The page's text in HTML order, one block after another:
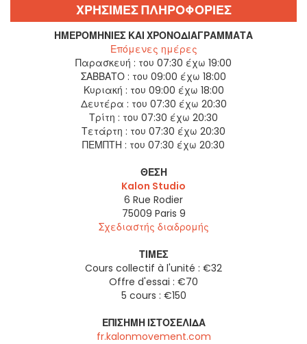
ΧΡΗΣΙΜΕΣ ΠΛΗΡΟΦΟΡΙΕΣ
ΗΜΕΡΟΜΗΝΊΕΣ ΚΑΙ ΧΡΟΝΟΔΙΑΓΡΆΜΜΑΤΑ
Επόμενες ημέρες
Παρασκευή : του 07:30 έχω 19:00
ΣΑΒΒΑΤΟ : του 09:00 έχω 18:00
Κυριακή : του 09:00 έχω 18:00
Δευτέρα : του 07:30 έχω 20:30
Τρίτη : του 07:30 έχω 20:30
Τετάρτη : του 07:30 έχω 20:30
ΠΕΜΠΤΗ : του 07:30 έχω 20:30
ΘΈΣΗ
Kalon Studio
6 Rue Rodier
75009 Paris 9
Σχεδιαστής διαδρομής
ΤΙΜΈΣ
Cours collectif à l'unité : €32
Offre d'essai : €70
5 cours : €150
ΕΠΊΣΗΜΗ ΙΣΤΟΣΕΛΊΔΑ
fr.kalonmovement.com